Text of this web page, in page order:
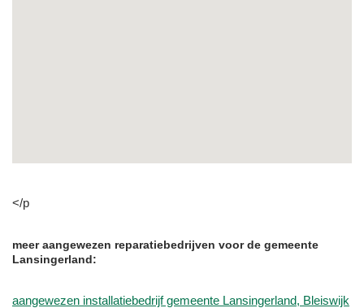
</p
meer aangewezen reparatiebedrijven voor de gemeente
Lansingerland:
aangewezen installatiebedrijf gemeente Lansingerland, Bleiswijk